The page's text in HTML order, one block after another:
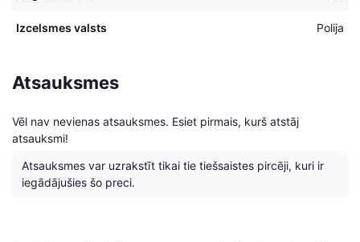
Izcelsmes valsts Polija
Atsauksmes
Vēl nav nevienas atsauksmes. Esiet pirmais, kurš atstāj
atsauksmi!
Atsauksmes var uzrakstīt tikai tie tiešsaistes pircēji, kuri ir
iegādājušies šo preci.